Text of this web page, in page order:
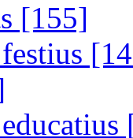
[155]
festius